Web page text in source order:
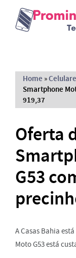
Home »
Smartphone
919,37
Oferta
G53
A Casas Bahia
Moto G53 está